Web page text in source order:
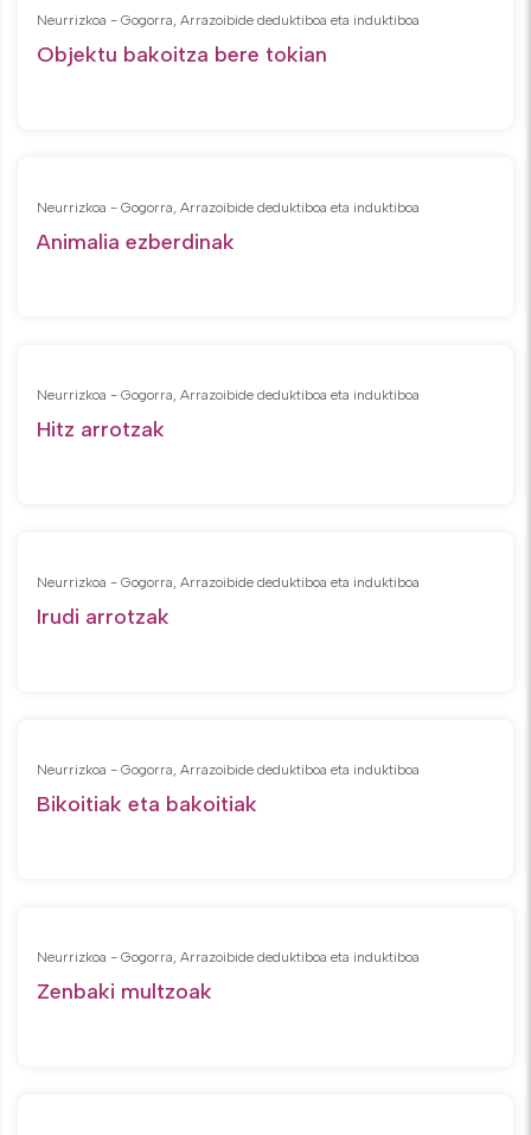
Neurrizkoa - Gogorra, Arrazoibide deduktiboa eta induktiboa
Objektu bakoitza bere tokian
Neurrizkoa - Gogorra, Arrazoibide deduktiboa eta induktiboa
Animalia ezberdinak
Neurrizkoa - Gogorra, Arrazoibide deduktiboa eta induktiboa
Hitz arrotzak
Neurrizkoa - Gogorra, Arrazoibide deduktiboa eta induktiboa
Irudi arrotzak
Neurrizkoa - Gogorra, Arrazoibide deduktiboa eta induktiboa
Bikoitiak eta bakoitiak
Neurrizkoa - Gogorra, Arrazoibide deduktiboa eta induktiboa
Zenbaki multzoak